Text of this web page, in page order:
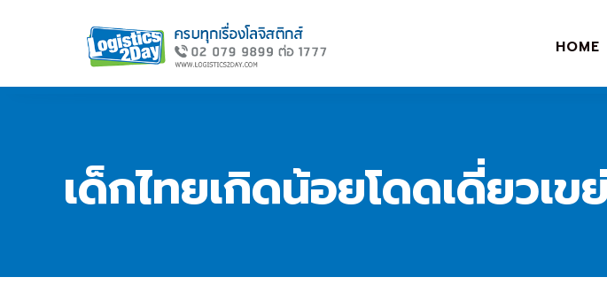
HOME
เด็กไทยเกิดน้อยโดดเดี่ยวเ